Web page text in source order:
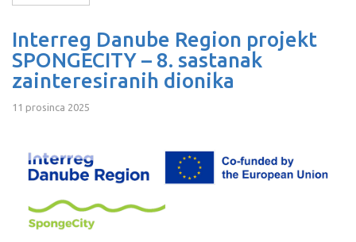
Interreg Danube Region projekt
SPONGECITY – 8. sastanak
zainteresiranih dionika
11 prosinca 2025